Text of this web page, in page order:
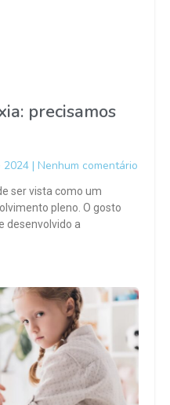
precisamos
2024 Nenhum comentário
ser vista como um
pleno. O gosto
desenvolvido a